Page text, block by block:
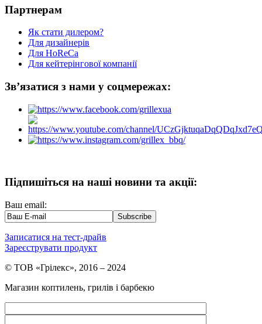
Партнерам
Як стати дилером?
Для дизайнерів
Для HoReCa
Для кейтерінгової компанії
Зв’язатися з нами у соцмережах:
Підпишіться на наші новини та акції:
Ваш email:
Записатися на тест-драйв
Зареєструвати продукт
© ТОВ «Грілекс», 2016 – 2024
Магазин коптилень, грилів і барбекю